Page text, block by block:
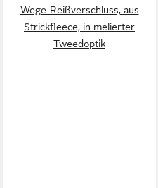
Wege-Reißverschluss, aus
Strickfleece, in melierter
Tweedoptik